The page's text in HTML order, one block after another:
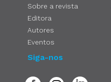
Sobre a revista
Editora
Autores
Eventos
Siga-nos